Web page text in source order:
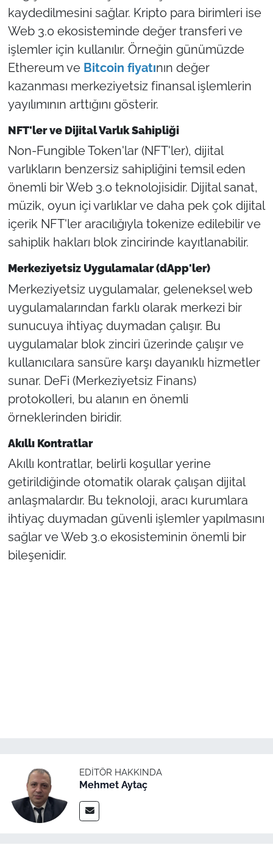
kaydedilmesini sağlar. Kripto para birimleri ise
Web 3.0 ekosisteminde değer transferi ve
işlemler için kullanılır. Örneğin günümüzde
Ethereum ve Bitcoin fiyatının değer
kazanması merkeziyetsiz finansal işlemlerin
yayılımının arttığını gösterir.
NFT'ler ve Dijital Varlık Sahipliği
Non-Fungible Token'lar (NFT'ler), dijital
varlıkların benzersiz sahipliğini temsil eden
önemli bir Web 3.0 teknolojisidir. Dijital sanat,
müzik, oyun içi varlıklar ve daha pek çok dijital
içerik NFT'ler aracılığıyla tokenize edilebilir ve
sahiplik hakları blok zincirinde kayıtlanabilir.
Merkeziyetsiz Uygulamalar (dApp'ler)
Merkeziyetsiz uygulamalar, geleneksel web
uygulamalarından farklı olarak merkezi bir
sunucuya ihtiyaç duymadan çalışır. Bu
uygulamalar blok zinciri üzerinde çalışır ve
kullanıcılara sansüre karşı dayanıklı hizmetler
sunar. DeFi (Merkeziyetsiz Finans)
protokolleri, bu alanın en önemli
örneklerinden biridir.
Akıllı Kontratlar
Akıllı kontratlar, belirli koşullar yerine
getirildiğinde otomatik olarak çalışan dijital
anlaşmalardır. Bu teknoloji, aracı kurumlara
ihtiyaç duymadan güvenli işlemler yapılmasını
sağlar ve Web 3.0 ekosisteminin önemli bir
bileşenidir.
EDITÖR HAKKINDA
Mehmet Aytaç